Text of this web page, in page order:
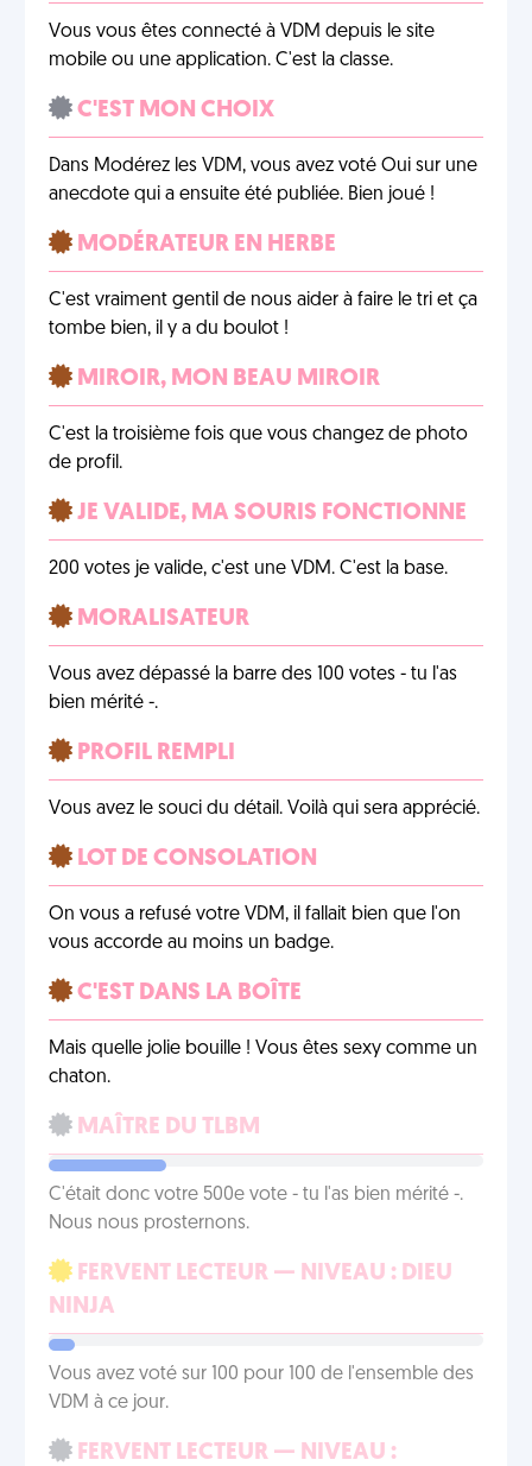
Vous vous êtes connecté à VDM depuis le site
mobile ou une application. C'est la classe.
C'EST MON CHOIX
Dans Modérez les VDM, vous avez voté Oui sur une
anecdote qui a ensuite été publiée. Bien joué !
MODÉRATEUR EN HERBE
C'est vraiment gentil de nous aider à faire le tri et ça
tombe bien, il y a du boulot !
MIROIR, MON BEAU MIROIR
C'est la troisième fois que vous changez de photo
de profil.
JE VALIDE, MA SOURIS FONCTIONNE
200 votes je valide, c'est une VDM. C'est la base.
MORALISATEUR
Vous avez dépassé la barre des 100 votes - tu l'as
bien mérité -.
PROFIL REMPLI
Vous avez le souci du détail. Voilà qui sera apprécié.
LOT DE CONSOLATION
On vous a refusé votre VDM, il fallait bien que l'on
vous accorde au moins un badge.
C'EST DANS LA BOÎTE
Mais quelle jolie bouille ! Vous êtes sexy comme un
chaton.
MAÎTRE DU TLBM
C'était donc votre 500e vote - tu l'as bien mérité -.
Nous nous prosternons.
FERVENT LECTEUR — NIVEAU : DIEU
NINJA
Vous avez voté sur 100 pour 100 de l'ensemble des
VDM à ce jour.
FERVENT LECTEUR — NIVEAU :